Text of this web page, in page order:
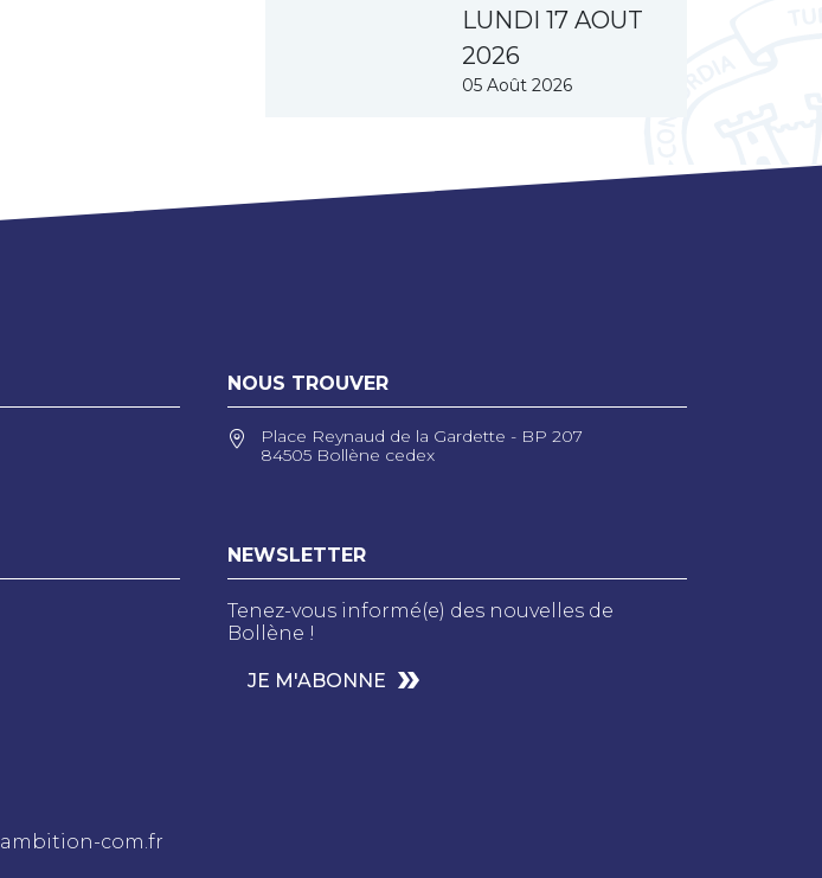
LUNDI 17 AOUT
2026
05 Août 2026
NOUS TROUVER
Place Reynaud de la Gardette - BP 207
84505 Bollène cedex
NEWSLETTER
Tenez-vous informé(e) des nouvelles de
Bollène !
JE M'ABONNE
ambition-com.fr